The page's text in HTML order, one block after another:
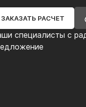
специалисты с
ЗАКАЗАТЬ РАСЧЕТ